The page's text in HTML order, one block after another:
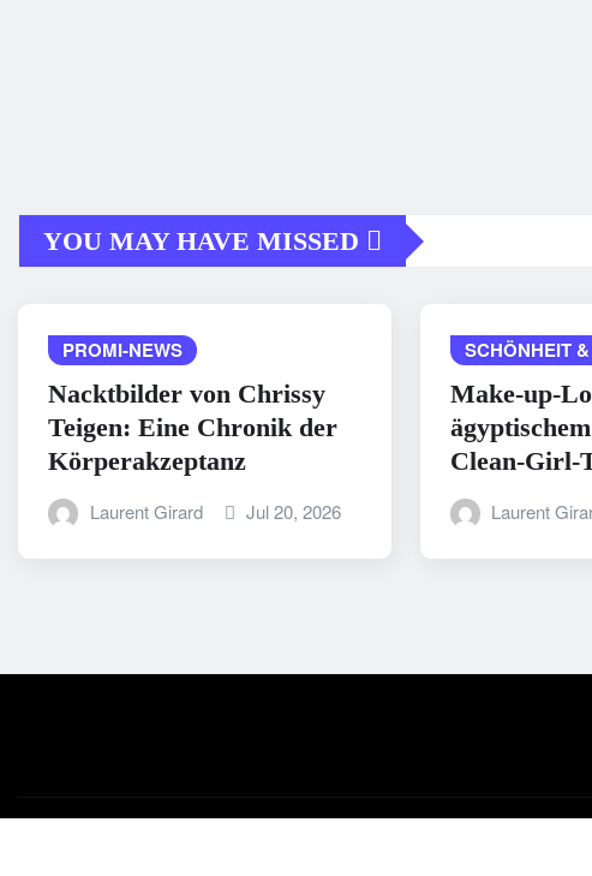
YOU MAY HAVE MISSED
PROMI-NEWS
Nacktbilder von Chrissy
Teigen: Eine Chronik der
Körperakzeptanz
Laurent Girard Jul 20, 2026
SCHÖNHEIT
Make-up-
Clean-Girl-
Laurent